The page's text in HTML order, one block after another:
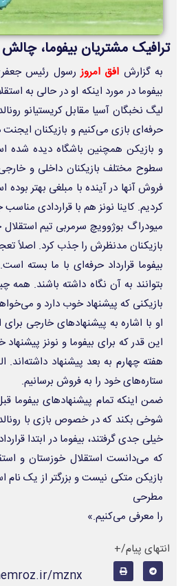
ترافیک مشتریان بیفوما،
به گزارش افق امروزرسول رئیس
بیفوما در مورد اینکه او در حالی به
لیگ نخبگان آسیا مقابل کریستیانو
حرفه‌ای بازی می‌کنیم و بازیکنان ایجنت
و بازیکن همچنین باشگاه دیده شده
سطوح مختلف بازیکنان داخلی و
فروش آنها در آینده با مبلغی بهتر
کردیم. کاینا نونز هم با قراردادی
میودراگ بوژوویچ سرمربی تیم
بازیکنان مدنظرش را جذب کرد. اصلاً
بیفوما قرارداد حرفه‌ای با ما بسته
بتوانند به آن نگاه داشته باشند. همه
بازیکنی که پیشنهاد خوب دارد و
او با اشاره به پیشنهادهای خارجی
این قدر که برای بیفوما و نونز
هفته چهارم به بعد پیشنهاد
ستاره‌های خود را به فروش برسانیم.
ضمن اینکه تمام پیشنهاد‌های بیفوما
شوخی بکند که در خصوص بازی با
خیلی جدی گرفتند، بیفوما در ابتدا
که می‌دانست استقلال خوزستان و
بازیکن متکی نیست و بزرگتر از یک نام
مطرحی
را معرفی می‌کنیم.»
انتهای پیام/+
mznx